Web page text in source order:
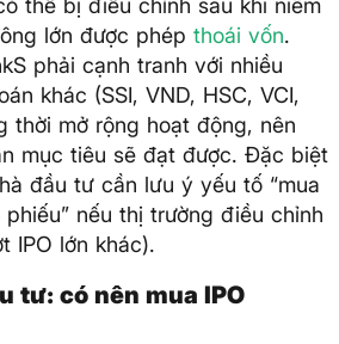
thể bị điều chỉnh sau khi niêm
lớn được phép thoái vốn.
phải cạnh tranh với nhiều
khác (SSI, VND, HSC, VCI,
thời mở rộng hoạt động, nên
mục tiêu sẽ đạt được. Đặc biệt
đầu tư cần lưu ý yếu tố “mua
nếu thị trường điều chỉnh
IPO lớn khác).
tư: có nên mua IPO